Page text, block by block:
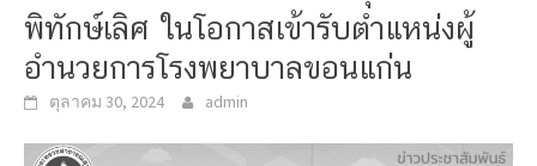
พิทักษ์เลิศ ในโอกาสเข้ารับตำแหน่งผู้
อำนวยการโรงพยาบาลขอนแก่น
ตุลาคม 30, 2024 admin